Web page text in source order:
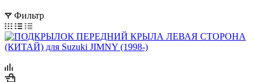
Фильтр